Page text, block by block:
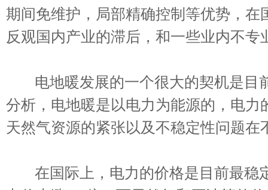
期间免维护，局部精确控制等优势，
反观国内产业的滞后，和一些业内不
电地暖发展的一个很大的契机是目
分析，电地暖是以电力为能源的，电
天然气资源的紧张以及不稳定性问题在
在国际上，电力的价格是目前最稳